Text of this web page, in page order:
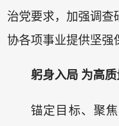
治党要求，加强调查
协各项事业提供坚强
躬身入局 为高
锚定目标、聚